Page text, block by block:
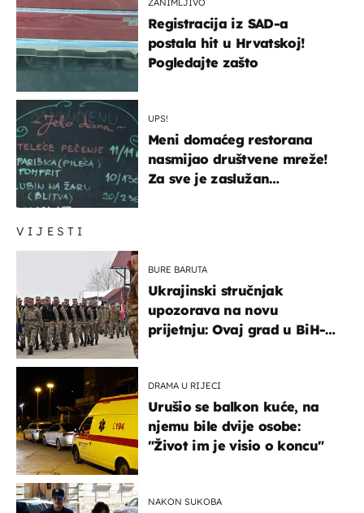
VIJESTI
BURE BARUTA
Ukrajinski stručnjak
upozorava na novu
prijetnju: Ovaj grad u BiH-u
DRAMA U RIJECI
Urušio se balkon kuće, na
njemu bile dvije osobe:
"Život im je visio o koncu"
NAKON SUKOBA
ZANIMLJIVO
Registracija iz SAD-a
postala hit u Hrvatskoj!
Pogledajte zašto
UPS!
Meni domaćeg restorana
nasmijao društvene mreže!
Za sve je zaslužan